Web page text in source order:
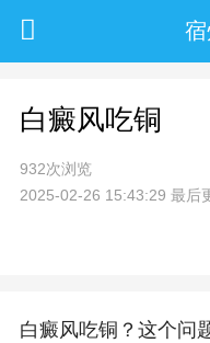
白癜风吃铜
932次浏览
2025-02-26 15:43:29 最后
白癜风吃铜？这个问